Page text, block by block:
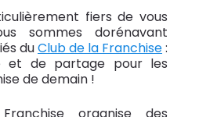
fiers de vous
sommes dorénavant
duClub de la Franchise:
et de partage pour les
de demain !